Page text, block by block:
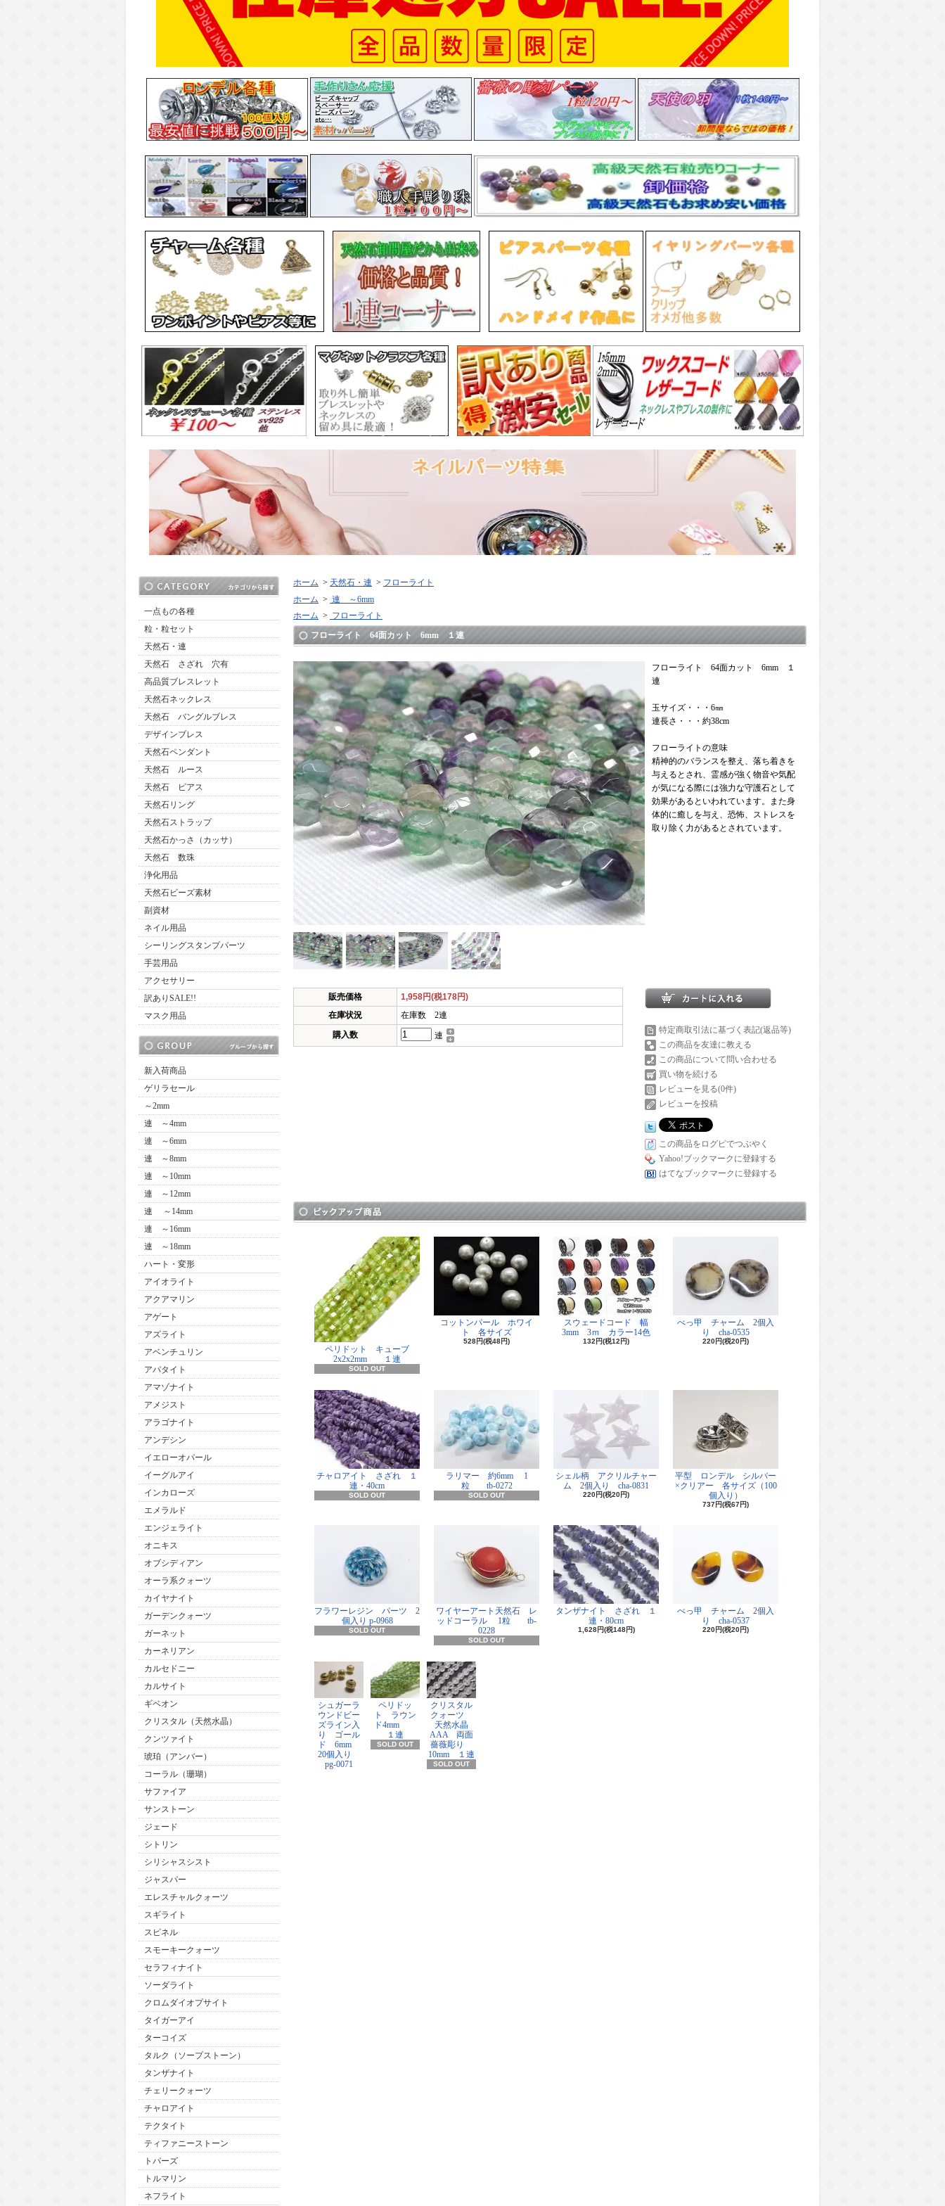
一点もの各種
粒・粒セット
天然石・連
天然石 さざれ 穴有
高品質ブレスレット
天然石ネックレス
天然石 バングルブレス
デザインブレス
天然石ペンダント
天然石 ルース
天然石 ピアス
天然石リング
天然石ストラップ
天然石かっさ（カッサ）
天然石 数珠
浄化用品
天然石ビーズ素材
副資材
ネイル用品
シーリングスタンプパーツ
手芸用品
アクセサリー
訳ありSALE!!
マスク用品
新入荷商品
ゲリラセール
～2mm
連 ～4mm
連 ～6mm
連 ～8mm
連 ～10mm
連 ～12mm
連 ～14mm
連 ～16mm
連 ～18mm
ハート・変形
アイオライト
アクアマリン
アゲート
アズライト
アベンチュリン
アパタイト
アマゾナイト
アメジスト
アラゴナイト
アンデシン
イエローオパール
イーグルアイ
インカローズ
エメラルド
エンジェライト
オニキス
オブシディアン
オーラ系クォーツ
カイヤナイト
ガーデンクォーツ
ガーネット
カーネリアン
カルセドニー
カルサイト
ギベオン
クリスタル（天然水晶）
クンツァイト
琥珀（アンバー）
コーラル（珊瑚）
サファイア
サンストーン
ジェード
シトリン
シリシャスシスト
ジャスパー
エレスチャルクォーツ
スギライト
スピネル
スモーキークォーツ
セラフィナイト
ソーダライト
クロムダイオプサイト
タイガーアイ
ターコイズ
タルク（ソープストーン）
タンザナイト
チェリークォーツ
チャロアイト
テクタイト
ティファニーストーン
トパーズ
トルマリン
ネフライト
ホーム > 天然石・連 > フローライト
ホーム > 連 ～6mm
ホーム > フローライト
フローライト 64面カット 6mm １連
フローライト 64面カット 6mm １
連
玉サイズ・・・6㎜
連長さ・・・約38cm
フローライトの意味
精神的のバランスを整え、落ち着きを
与えるとされ、霊感が強く物音や気配
が気になる際には強力な守護石として
効果があるといわれています。また身
体的に癒しを与え、恐怖、ストレスを
取り除く力があるとされています。
販売価格
1,958円(税178円)
在庫状況
在庫数 2連
購入数
連
特定商取引法に基づく表記(返品等)
この商品を友達に教える
この商品について問い合わせる
買い物を続ける
レビューを見る(0件)
レビューを投稿
この商品をログピでつぶやく
Yahoo!ブックマークに登録する
はてなブックマークに登録する
ペリドット キューブ
2x2x2mm １連
SOLD OUT
コットンパール ホワイ
ト 各サイズ
528円(税48円)
スウェードコード 幅
3mm 3ｍ カラー14色
132円(税12円)
べっ甲 チャーム 2個入
り cha-0535
220円(税20円)
チャロアイト さざれ １
連・40cm
SOLD OUT
ラリマー 約6mm 1
粒 tb-0272
SOLD OUT
シェル柄 アクリルチャー
ム 2個入り cha-0831
220円(税20円)
平型 ロンデル シルバー
×クリアー 各サイズ（100
個入り）
737円(税67円)
フラワーレジン パーツ 2
個入り p-0968
SOLD OUT
ワイヤーアート天然石 レ
ッドコーラル 1粒 tb-
0228
SOLD OUT
タンザナイト さざれ １
連・80cm
1,628円(税148円)
べっ甲 チャーム 2個入
り cha-0537
220円(税20円)
シュガーラ
ウンドビー
ズライン入
り ゴール
ド 6mm
20個入り
pg-0071
ペリドッ
ト ラウン
ド4mm
１連
SOLD OUT
クリスタル
クォーツ
天然水晶
AAA 両面
薔薇彫り
10mm １連
SOLD OUT